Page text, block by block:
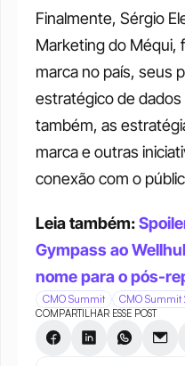
Finalmente, Sérgio
Marketing do Méqui,
marca no país, seus
estratégico de dados
também, as
marca e outras
conexão com o
Leia também:
Gympass ao
nome para o pós-
CMO Summit CMO
COMPARTILHAR ESSE POST